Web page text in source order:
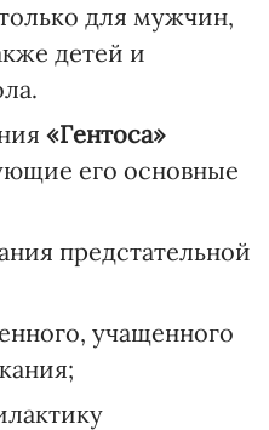
для мужчин,
детей и
«Гентоса»
его основные
предстательной
учащенного